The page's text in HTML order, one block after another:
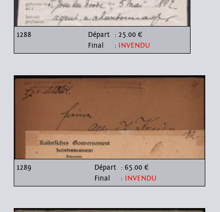
1288 Départ : 25.00 €
Final
: INVENDU
1289 Départ : 65.00 €
Final
: INVENDU